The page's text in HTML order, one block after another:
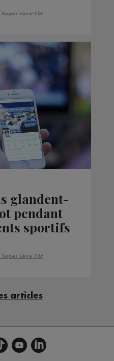
Super Lève-Tôt
glandent-
pendant
sportifs
Super Lève-Tôt
articles